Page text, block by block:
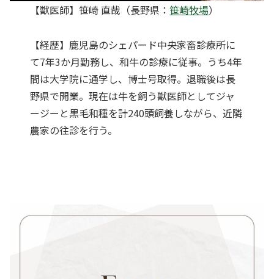
【獣医師】笹崎 直哉（長野県：笹崎牧場）
【経歴】鹿児島のシェパード中央家畜診療所に
て7年3か月勤務し、和牛の診療に従事。うち4年
間は大学院に通学し、博士号取得。退職後は長
野県で開業。現在は牛を飼う獣医師としてジャ
ージーと黒毛和種を計240頭飼養しながら、近隣
農家の往診を行う。